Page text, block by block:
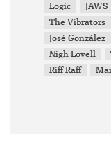
Logic
JAWS
The Vibrators
José González
Nigh Lovell
Riff Raff